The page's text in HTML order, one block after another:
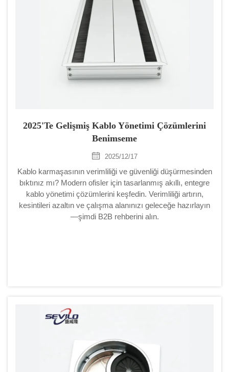
2025'te Gelişmiş Kablo Yönetimi Çözümlerini
Benimseme
2025/12/17
Kablo karmaşasının verimliliği ve güvenliği düşürmesinden
bıktınız mı? Modern ofisler için tasarlanmış akıllı, entegre
kablo yönetimi çözümlerini keşfedin. Verimliliği artırın,
kesintileri azaltın ve çalışma alanınızı geleceğe hazırlayın
—şimdi B2B rehberini alın.